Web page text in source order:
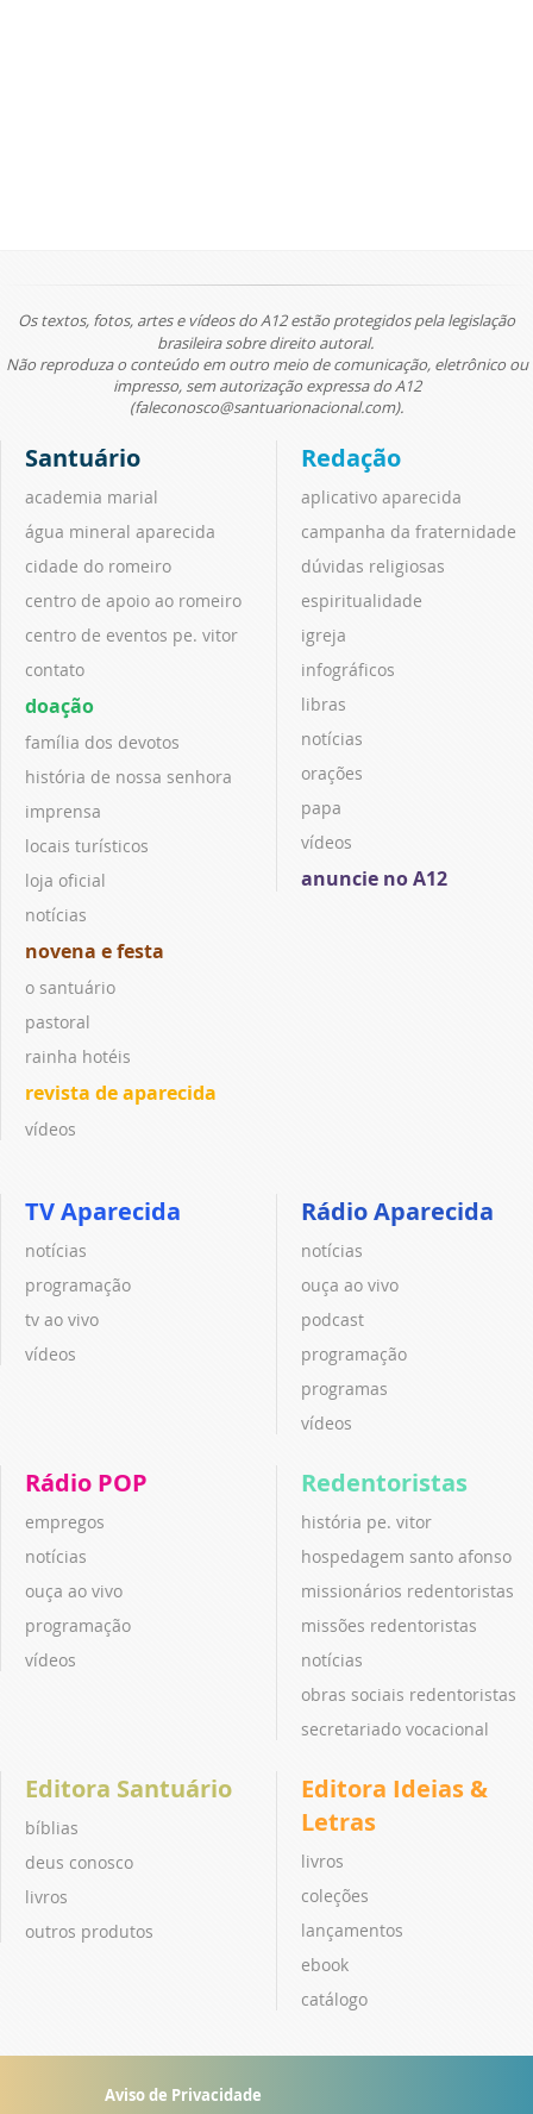
Os textos, fotos, artes e vídeos do A12 estão protegidos pela legislação
brasileira sobre direito autoral.
Não reproduza o conteúdo em outro meio de comunicação, eletrônico ou
impresso, sem autorização expressa do A12
(faleconosco@santuarionacional.com).
Santuário
academia marial
água mineral aparecida
cidade do romeiro
centro de apoio ao romeiro
centro de eventos pe. vitor
contato
doação
família dos devotos
história de nossa senhora
imprensa
locais turísticos
loja oficial
notícias
novena e festa
o santuário
pastoral
rainha hotéis
revista de aparecida
vídeos
Redação
aplicativo aparecida
campanha da fraternidade
dúvidas religiosas
espiritualidade
igreja
infográficos
libras
notícias
orações
papa
vídeos
anuncie no A12
TV Aparecida
notícias
programação
tv ao vivo
vídeos
Rádio Aparecida
notícias
ouça ao vivo
podcast
programação
programas
vídeos
Rádio POP
empregos
notícias
ouça ao vivo
programação
vídeos
Redentoristas
história pe. vitor
hospedagem santo afonso
missionários redentoristas
missões redentoristas
notícias
obras sociais redentoristas
secretariado vocacional
Editora Santuário
bíblias
deus conosco
livros
outros produtos
Editora Ideias &
Letras
livros
coleções
lançamentos
ebook
catálogo
Aviso de Privacidade